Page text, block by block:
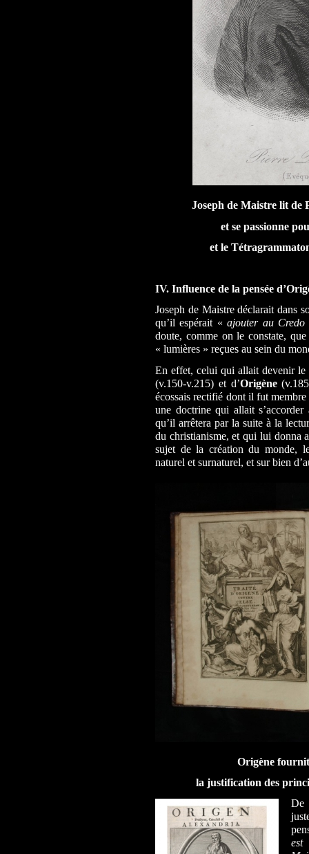
Joseph de Maistre lit de
et se passionne
et le
IV. Influence de la pensée
Joseph de Maistre déclarait dans
qu’il espérait «ajouter au Credo
doute, comme on le constate,
« lumières » reçues au sein du
En effet, celui qui allait devenir le
(v.150-v.215) et d’Origène
écossais rectifié dont il fut
une doctrine qui allait
qu’il arrêtera par la suite à la
du christianisme, et qui lui donna
sujet de la création du monde,
naturel et surnaturel, et sur bien
Origène
la justification des
De
est